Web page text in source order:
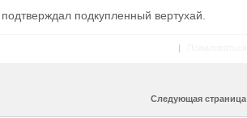
подкупленный вертухай.
|
Следующая страница